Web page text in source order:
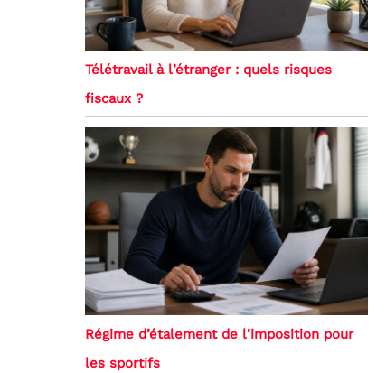
Télétravail à l’étranger : quels risques
fiscaux ?
Régime d’étalement de l’imposition pour
les sportifs